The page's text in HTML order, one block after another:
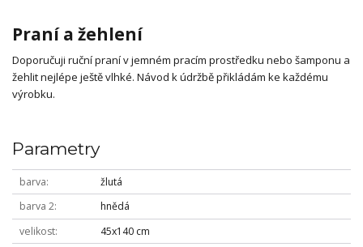
Praní a žehlení
Doporučuji ruční praní v jemném pracím prostředku nebo šamponu a
žehlit nejlépe ještě vlhké. Návod k údržbě přikládám ke každému
výrobku.
Parametry
barva
žlutá
barva 2
hnědá
velikost
45x140 cm